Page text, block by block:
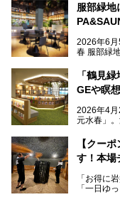
服部緑地
2026年6月
春 服部緑
当初の計
サウナ・
を融合し
今回はオ
サウナー
高い岩盤
スマシン
「鶴見
GEや瞑
2026年4
元水春」
に“一日
今回のリ
見どころ
ろん、休
【クー
す！本場
「お得に
「一日ゆ